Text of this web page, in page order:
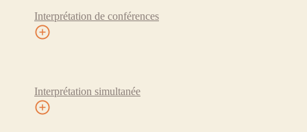
Interprétation de conférences
Interprétation simultanée